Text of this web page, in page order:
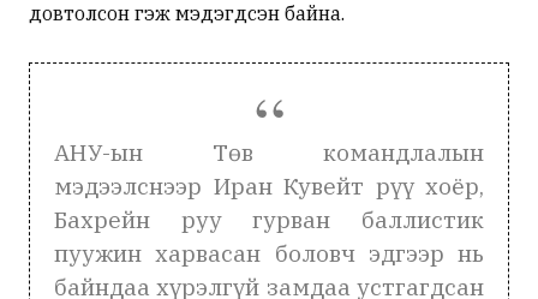
довтолсон гэж мэдэгдсэн байна.
АНУ-ын Төв командлалын
мэдээлснээр Иран Кувейт рүү хоёр,
Бахрейн руу гурван баллистик
пуужин харвасан боловч эдгээр нь
байндаа хүрэлгүй замдаа устгагдсан